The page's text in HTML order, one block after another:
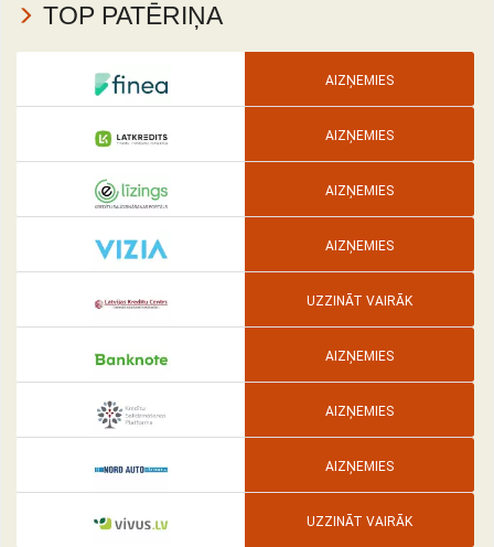
TOP PATĒRIŅA
AIZŅEMIES
AIZŅEMIES
AIZŅEMIES
AIZŅEMIES
UZZINĀT VAIRĀK
AIZŅEMIES
AIZŅEMIES
AIZŅEMIES
UZZINĀT VAIRĀK